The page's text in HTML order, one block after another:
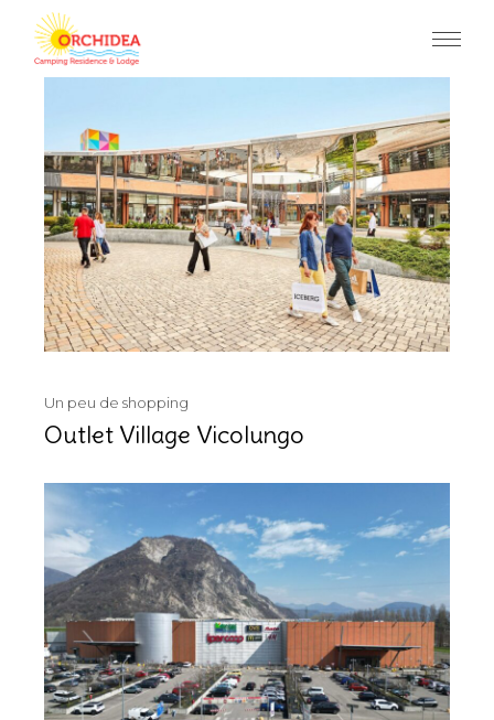
the
content
Un peu de shopping
Outlet Village Vicolungo